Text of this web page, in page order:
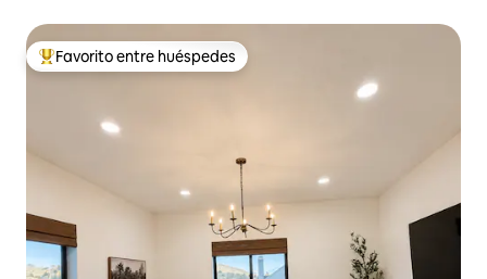
Favorito entre huéspedes preferido
Favorito entre huéspedes